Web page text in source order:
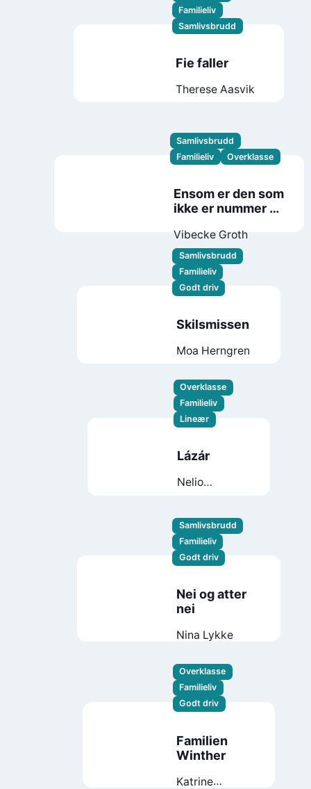
Familieliv
Samlivsbrudd
Fie faller
Therese Aasvik
Samlivsbrudd
Familieliv
Overklasse
Ensom er den som
ikke er nummer én
Vibecke Groth
Samlivsbrudd
Familieliv
Godt driv
Skilsmissen
Moa Herngren
Overklasse
Familieliv
Lineær
Lázár
Nelio
Samlivsbrudd
Familieliv
Godt driv
Nei og atter
nei
Nina Lykke
Overklasse
Familieliv
Godt driv
Familien
Winther
Katrine